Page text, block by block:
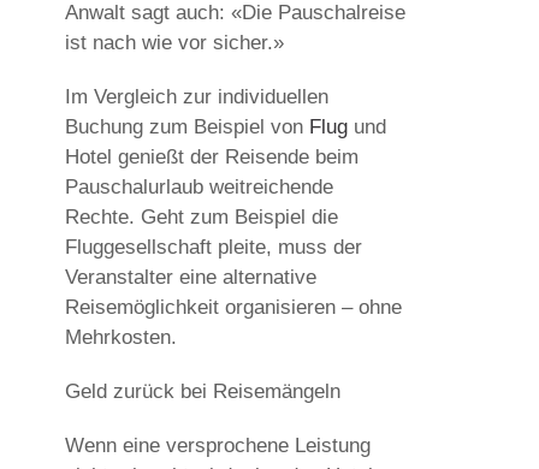
Anwalt sagt auch: «Die Pauschalreise
ist nach wie vor sicher.»
Im Vergleich zur individuellen
Buchung zum Beispiel von Flug und
Hotel genießt der Reisende beim
Pauschalurlaub weitreichende
Rechte. Geht zum Beispiel die
Fluggesellschaft pleite, muss der
Veranstalter eine alternative
Reisemöglichkeit organisieren – ohne
Mehrkosten.
Geld zurück bei Reisemängeln
Wenn eine versprochene Leistung